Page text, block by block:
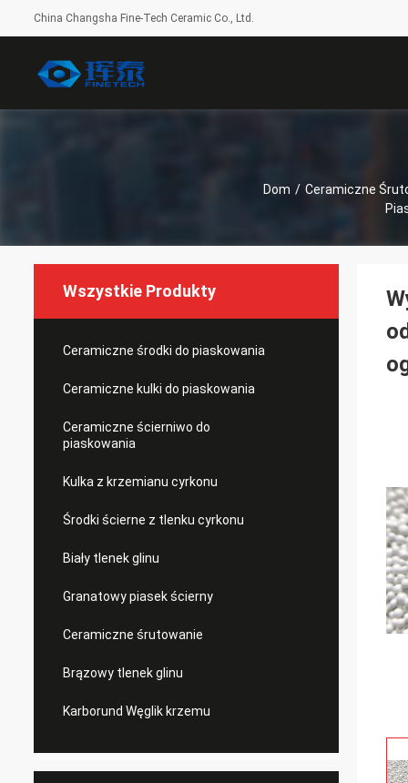
China Changsha Fine-Tech Ceramic Co., Ltd.
Dom / Ceramiczne
Wszystkie Produkty
Ceramiczne środki do piaskowania
Ceramiczne kulki do piaskowania
Ceramiczne ścierniwo do
piaskowania
Kulka z krzemianu cyrkonu
Środki ścierne z tlenku cyrkonu
Biały tlenek glinu
Granatowy piasek ścierny
Ceramiczne śrutowanie
Brązowy tlenek glinu
Karborund Węglik krzemu